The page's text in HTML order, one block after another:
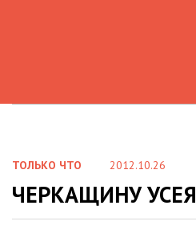
ТОЛЬКО ЧТО 2012.10.26
ЧЕРКАЩИНУ